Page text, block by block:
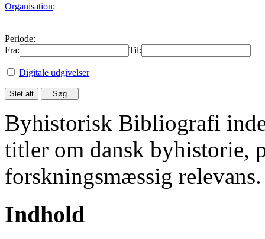
Organisation:
Periode:
Fra:
Til:
Digitale udgivelser
Byhistorisk Bibliografi
titler om dansk byhistorie,
forskningsmæssig relevans.
Indhold